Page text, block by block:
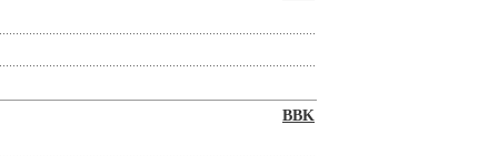
BBK